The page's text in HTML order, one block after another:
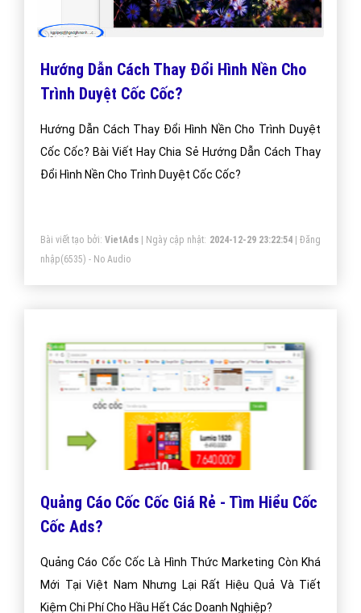
Hướng Dẫn Cách Thay Đổi Hình Nền Cho
Trình Duyệt Cốc Cốc?
Hướng Dẫn Cách Thay Đổi Hình Nền Cho Trình Duyệt
Cốc Cốc? Bài Viết Hay Chia Sẻ Hướng Dẫn Cách Thay
Đổi Hình Nền Cho Trình Duyệt Cốc Cốc?
Bài viết tạo bởi: VietAds| Ngày cập nhật: 2024-12-29 23:22:54|Đăng
nhập(6535) - No Audio
Quảng Cáo Cốc Cốc Giá Rẻ - Tìm Hiểu Cốc
Cốc Ads?
Quảng Cáo Cốc Cốc Là Hình Thức Marketing Còn Khá
Mới Tại Việt Nam Nhưng Lại Rất Hiệu Quả Và Tiết
Kiệm Chi Phí Cho Hầu Hết Các Doanh Nghiệp?